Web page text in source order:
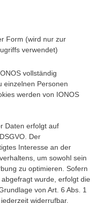
Form (wird nur zur
verwendet)
vollständig
einzelnen Personen
werden von IONOS
Daten erfolgt auf
Der
Interesse an der
um sowohl sein
zu optimieren. Sofern
wurde, erfolgt die
von Art. 6 Abs. 1
widerrufbar.